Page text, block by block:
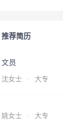
推荐简历
文员
沈女士 · 大专
姚女士 · 大专